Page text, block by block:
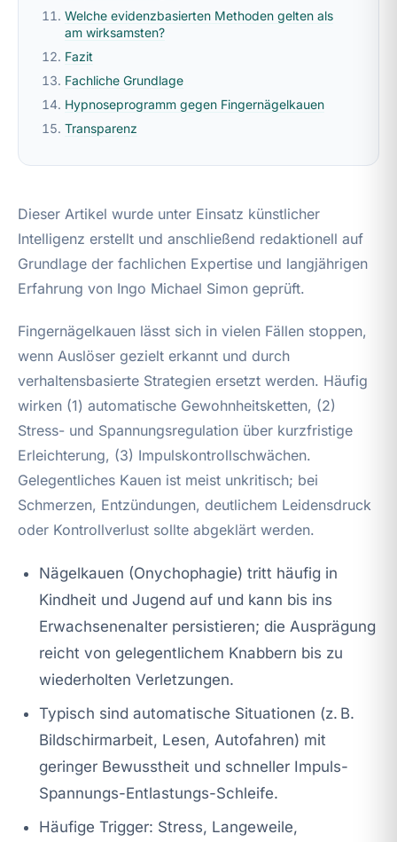
Welche evidenzbasierten Methoden gelten als
am wirksamsten?
Fazit
Fachliche Grundlage
Hypnoseprogramm gegen Fingernägelkauen
Transparenz
Dieser Artikel wurde unter Einsatz künstlicher
Intelligenz erstellt und anschließend redaktionell auf
Grundlage der fachlichen Expertise und langjährigen
Erfahrung von Ingo Michael Simon geprüft.
Fingernägelkauen lässt sich in vielen Fällen stoppen,
wenn Auslöser gezielt erkannt und durch
verhaltensbasierte Strategien ersetzt werden. Häufig
wirken (1) automatische Gewohnheitsketten, (2)
Stress- und Spannungsregulation über kurzfristige
Erleichterung, (3) Impulskontrollschwächen.
Gelegentliches Kauen ist meist unkritisch; bei
Schmerzen, Entzündungen, deutlichem Leidensdruck
oder Kontrollverlust sollte abgeklärt werden.
Nägelkauen (Onychophagie) tritt häufig in
Kindheit und Jugend auf und kann bis ins
Erwachsenenalter persistieren; die Ausprägung
reicht von gelegentlichem Knabbern bis zu
wiederholten Verletzungen.
Typisch sind automatische Situationen (z. B.
Bildschirmarbeit, Lesen, Autofahren) mit
geringer Bewusstheit und schneller Impuls-
Spannungs-Entlastungs-Schleife.
Häufige Trigger: Stress, Langeweile,